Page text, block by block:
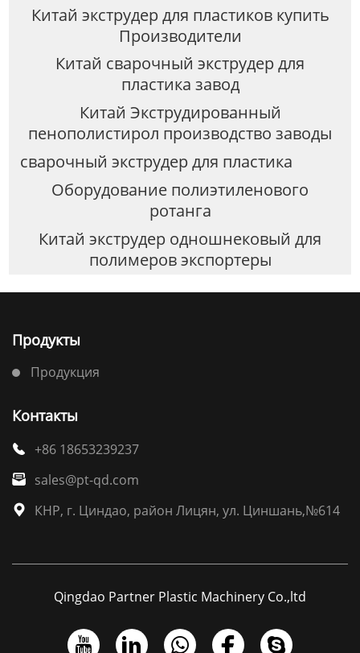
Китай экструдер для пластиков купить
Производители
Китай сварочный экструдер для
пластика завод
Китай Экструдированный
пенополистирол производство заводы
сварочный экструдер для пластика
Оборудование полиэтиленового
ротанга
Китай экструдер одношнековый для
полимеров экспортеры
Продукты
Продукция
Контакты
 +86 18653239237
 sales@pt-qd.com
 КНР, г. Циндао, район Лицян, ул. Циншань,№614
Qingdao Partner Plastic Machinery Co.,ltd
    